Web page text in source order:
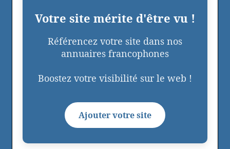
Votre site mérite d'être vu !
Référencez votre site dans nos
annuaires francophones
Boostez votre visibilité sur le web !
Ajouter votre site